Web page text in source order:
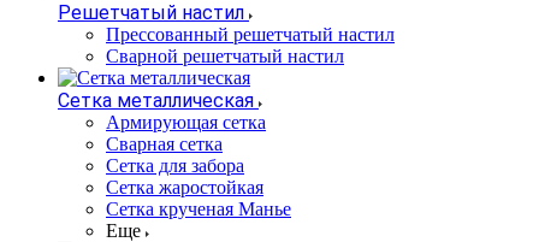
Решетчатый настил
Прессованный решетчатый настил
Сварной решетчатый настил
Сетка металлическая
Армирующая сетка
Сварная сетка
Сетка для забора
Сетка жаростойкая
Сетка крученая Манье
Еще